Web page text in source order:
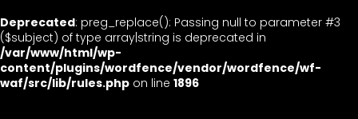
Deprecated: preg_replace(): Passing null to parameter #3
($subject) of type array|string is deprecated in
/var/www/html/wp-
content/plugins/wordfence/vendor/wordfence/wf-
waf/src/lib/rules.php on line 1896